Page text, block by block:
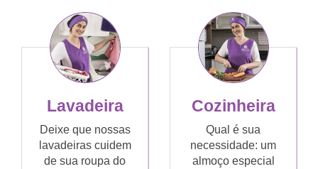
Lavadeira
Deixe que nossas
lavadeiras cuidem
de sua roupa do
Cozinheira
Qual é sua
necessidade: um
almoço especial